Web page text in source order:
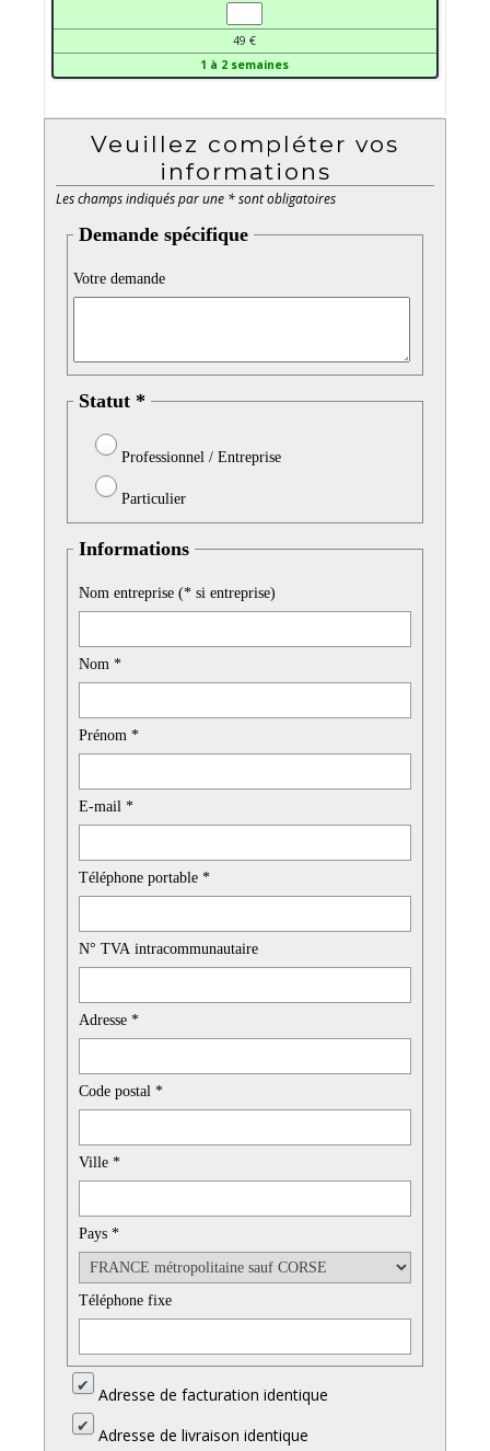
49 €
1 à 2 semaines
Veuillez compléter vos
informations
Les champs indiqués par une * sont obligatoires
Demande spécifique
Votre demande
Statut *
Professionnel / Entreprise
Particulier
Informations
Nom entreprise (* si entreprise)
Nom *
Prénom *
E-mail *
Téléphone portable *
N° TVA intracommunautaire
Adresse *
Code postal *
Ville *
Pays *
Téléphone fixe
Adresse de facturation identique
Adresse de livraison identique